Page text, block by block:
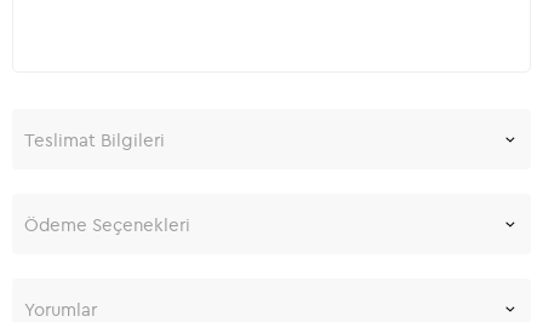
Teslimat Bilgileri
Ödeme Seçenekleri
Yorumlar